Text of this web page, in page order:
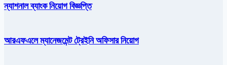
ন্যাশনাল ব্যাংক নিয়োগ বিজ্ঞপ্তি
আরএফএলে ম্যানেজমেন্ট ট্রেইনি অফিসার নিয়োগ